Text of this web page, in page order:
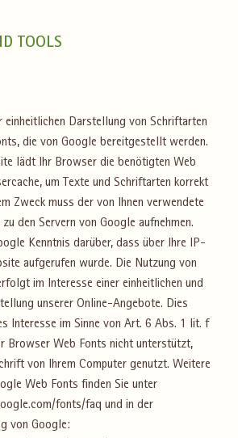
TOOLS
einheitlichen Darstellung von Schriftarten
die von Google bereitgestellt werden.
lädt Ihr Browser die benötigten Web
um Texte und Schriftarten korrekt
Zweck muss der von Ihnen verwendete
den Servern von Google aufnehmen.
Kenntnis darüber, dass über Ihre IP-
aufgerufen wurde. Die Nutzung von
im Interesse einer einheitlichen und
unserer Online-Angebote. Dies
Interesse im Sinne von Art. 6 Abs. 1 lit. f
Browser Web Fonts nicht unterstützt,
von Ihrem Computer genutzt. Weitere
Web Fonts finden Sie unter
fonts/faq und in der
von Google: